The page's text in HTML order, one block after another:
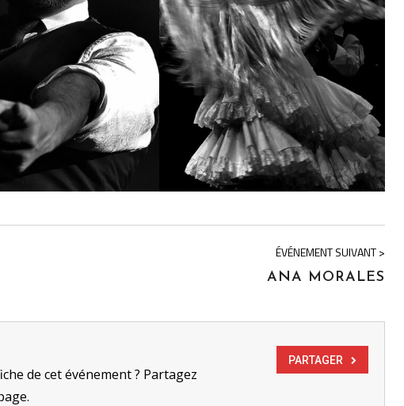
ÉVÉNEMENT SUIVANT >
ANA MORALES
de cet événement ? Partagez
PARTAGER